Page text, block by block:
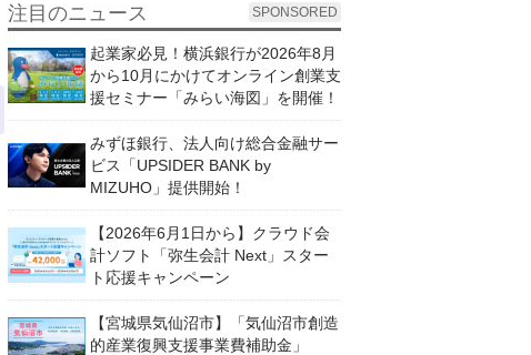
注目のニュース SPONSORED
起業家必見！横浜銀行が2026年8月
から10月にかけてオンライン創業支
援セミナー「みらい海図」を開催！
みずほ銀行、法人向け総合金融サー
ビス「UPSIDER BANK by
MIZUHO」提供開始！
【2026年6月1日から】クラウド会
計ソフト「弥生会計 Next」スター
ト応援キャンペーン
【宮城県気仙沼市】「気仙沼市創造
的産業復興支援事業費補助金」